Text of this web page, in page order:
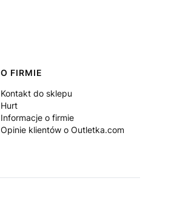
O FIRMIE
Kontakt do sklepu
Hurt
Informacje o firmie
Opinie klientów o Outletka.com